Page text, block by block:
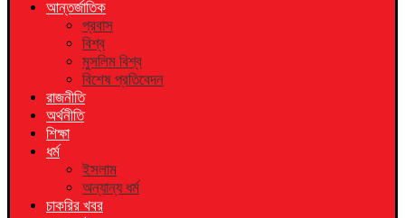
আন্তর্জাতিক
প্রবাস
বিশ্ব
মুসলিম বিশ্ব
বিশেষ প্রতিবেদন
রাজনীতি
অর্থনীতি
শিক্ষা
ধর্ম
ইসলাম
অন্যান্য ধর্ম
চাকরির খবর